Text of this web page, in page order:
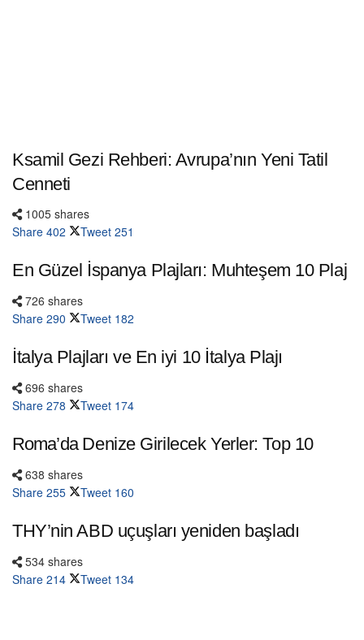
Ksamil Gezi Rehberi: Avrupa’nın Yeni Tatil
Cenneti
1005 shares
Share 402 Tweet 251
En Güzel İspanya Plajları: Muhteşem 10 Plaj
726 shares
Share 290 Tweet 182
İtalya Plajları ve En iyi 10 İtalya Plajı
696 shares
Share 278 Tweet 174
Roma’da Denize Girilecek Yerler: Top 10
638 shares
Share 255 Tweet 160
THY’nin ABD uçuşları yeniden başladı
534 shares
Share 214 Tweet 134